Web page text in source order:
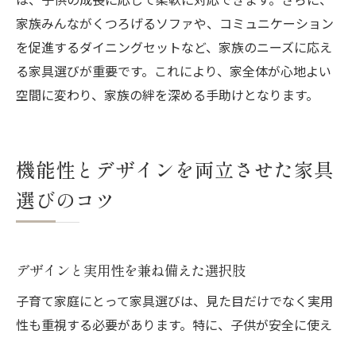
家族みんながくつろげるソファや、コミュニケーション
を促進するダイニングセットなど、家族のニーズに応え
る家具選びが重要です。これにより、家全体が心地よい
空間に変わり、家族の絆を深める手助けとなります。
機能性とデザインを両立させた家具
選びのコツ
デザインと実用性を兼ね備えた選択肢
子育て家庭にとって家具選びは、見た目だけでなく実用
性も重視する必要があります。特に、子供が安全に使え